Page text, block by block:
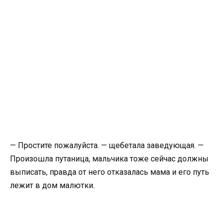
— Простите пожалуйста. — щебетала заведующая. —
Произошла путаница, мальчика тоже сейчас должны
выписать, правда от него отказалась мама и его путь
лежит в дом малютки.